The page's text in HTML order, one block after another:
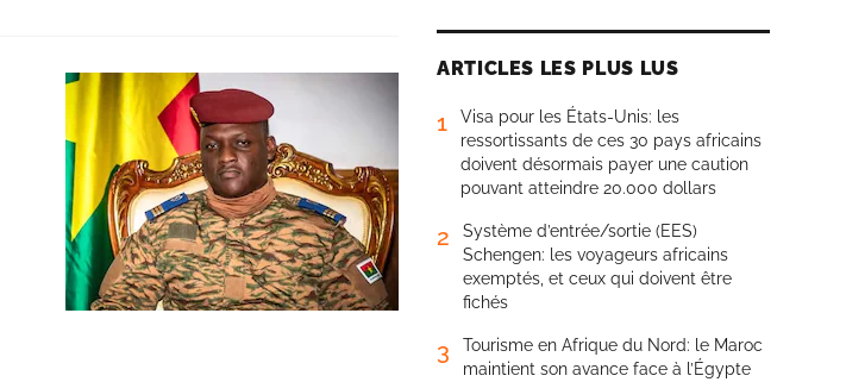
ARTICLES LES PLUS LUS
1
Visa pour les États-Unis: les
ressortissants de ces 30 pays africains
doivent désormais payer une caution
pouvant atteindre 20.000 dollars
2
Système d’entrée/sortie (EES)
Schengen: les voyageurs africains
exemptés, et ceux qui doivent être
fichés
3
Tourisme en Afrique du Nord: le Maroc
maintient son avance face à l’Égypte